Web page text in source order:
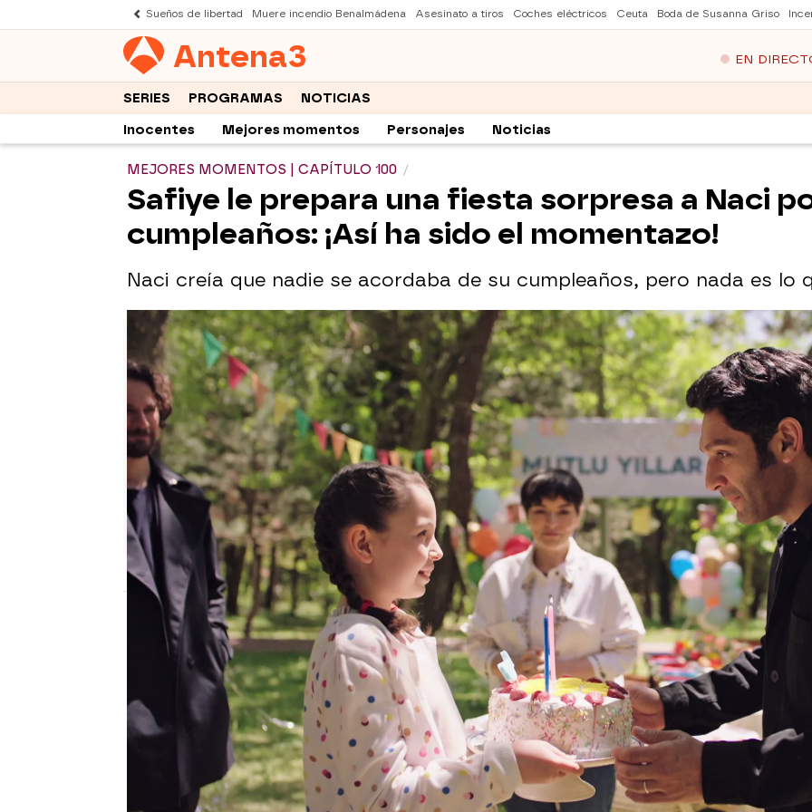
Sueños de libertad Muere incendio Benalmádena Asesinato a tiros Coches eléctricos Ceuta Boda de Susanna Griso
Antena3 EN
SERIES PROGRAMAS NOTICIAS
Inocentes Mejores momentos Personajes Noticias
MEJORES MOMENTOS | CAPÍTULO 100
Safiye le prepara una fiesta sorpresa a Naci
cumpleaños: ¡Así ha sido el momentazo!
Naci creía que nadie se acordaba de su cumpleaños, pero nada es lo
antena3.com
Madrid
Publicado: 05 de julio de 2022, 01:30
WhatsappFacebook
X
Naciestá muy triste. Es su cumpleaños y cree que todo el
mundo se le ha olvidado. Ni
Safiyeni su hijaTomrisse ha
acordado de felicitarlo y no podía ni imaginar la sorpresa que
le tenían preparado.
Safiye llama a Naci muy asustada y con la excusa de que ha